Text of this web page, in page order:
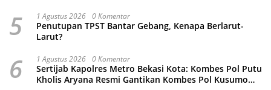
5 1 Agustus 2026 0 Komentar
Penutupan TPST Bantar Gebang, Kenapa Berlarut-
Larut?
6 1 Agustus 2026 0 Komentar
Sertijab Kapolres Metro Bekasi Kota: Kombes Pol Putu
Kholis Aryana Resmi Gantikan Kombes Pol Kusumo